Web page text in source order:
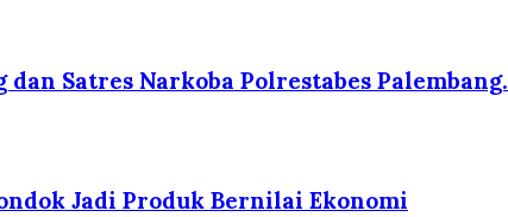
Satres Narkoba Polrestabes Palembang.
Jadi Produk Bernilai Ekonomi